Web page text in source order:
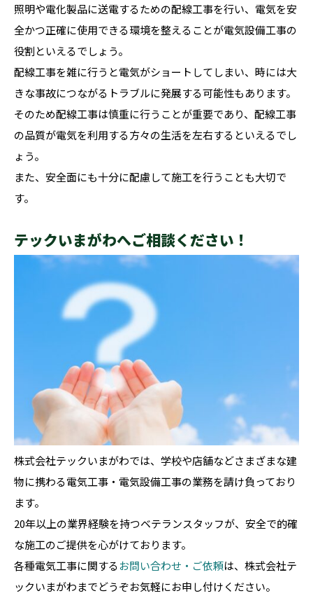
照明や電化製品に送電するための配線工事を行い、電気を安
全かつ正確に使用できる環境を整えることが電気設備工事の
役割といえるでしょう。
配線工事を雑に行うと電気がショートしてしまい、時には大
きな事故につながるトラブルに発展する可能性もあります。
そのため配線工事は慎重に行うことが重要であり、配線工事
の品質が電気を利用する方々の生活を左右するといえるでし
ょう。
また、安全面にも十分に配慮して施工を行うことも大切で
す。
テックいまがわへご相談ください！
株式会社テックいまがわでは、学校や店舗などさまざまな建
物に携わる電気工事・電気設備工事の業務を請け負っており
ます。
20年以上の業界経験を持つベテランスタッフが、安全で的確
な施工のご提供を心がけております。
各種電気工事に関するお問い合わせ・ご依頼は、株式会社テ
ックいまがわまでどうぞお気軽にお申し付けください。